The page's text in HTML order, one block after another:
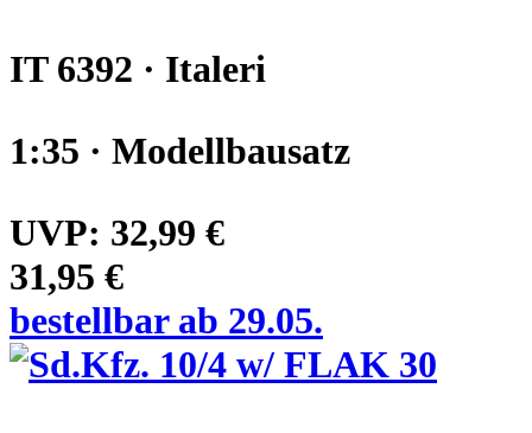
IT 6392 · Italeri
1:35 · Modellbausatz
UVP: 32,99 €
31,95 €
bestellbar ab 29.05.